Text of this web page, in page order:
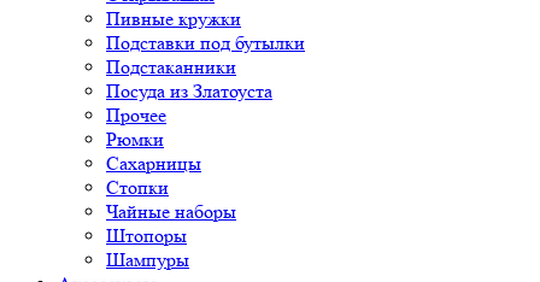
Пивные кружки
Подставки под бутылки
Подстаканники
Посуда из Златоуста
Прочее
Рюмки
Сахарницы
Стопки
Чайные наборы
Штопоры
Шампуры